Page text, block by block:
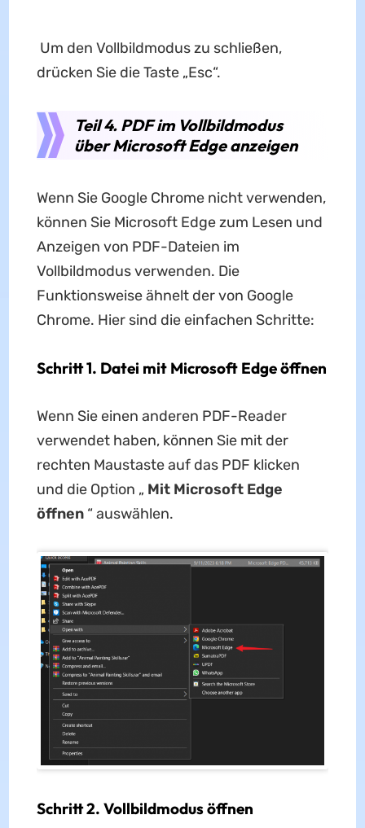
Um den Vollbildmodus zu schließen,
drücken Sie die Taste „Esc“.
Teil 4. PDF im Vollbildmodus
über Microsoft Edge anzeigen
Wenn Sie Google Chrome nicht verwenden,
können Sie Microsoft Edge zum Lesen und
Anzeigen von PDF-Dateien im
Vollbildmodus verwenden. Die
Funktionsweise ähnelt der von Google
Chrome. Hier sind die einfachen Schritte:
Schritt 1. Datei mit Microsoft Edge öffnen
Wenn Sie einen anderen PDF-Reader
verwendet haben, können Sie mit der
rechten Maustaste auf das PDF klicken
und die Option „ Mit Microsoft Edge
öffnen“ auswählen.
Schritt 2. Vollbildmodus öffnen